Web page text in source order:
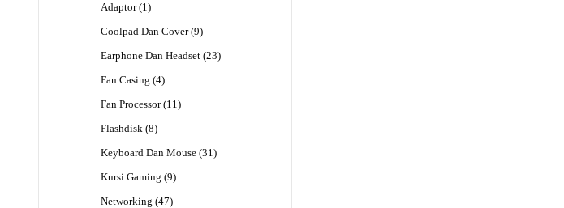
Adaptor 11
Coolpad Dan Cover 99
Earphone Dan Headset 2323
Fan Casing 44
Fan Processor 1111
Flashdisk 88
Keyboard Dan Mouse 3131
Kursi Gaming 99
Networking 4747